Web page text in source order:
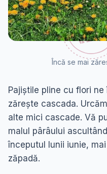
Încă se mai
Pajiștile pline cu flori
zărește cascada.
alte mici cascade. Vă
malul pârâului
începutul lunii iunie,
zăpadă.